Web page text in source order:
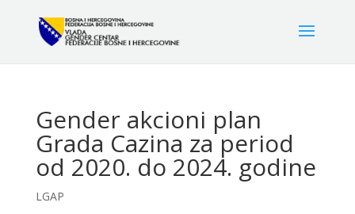
Gender akcioni plan
Grada Cazina za period
od 2020. do 2024. godine
LGAP